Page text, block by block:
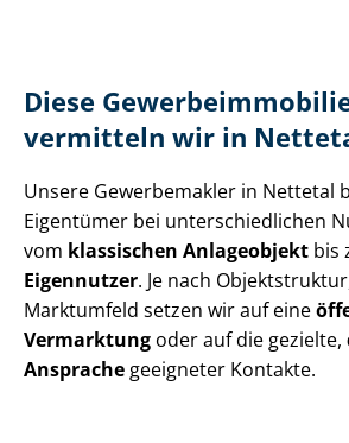
Diese
vermitteln wir in
Unsere Gewerbemakler in Nettetal
Eigentümer bei un­ter­schied­li­chen
vom klassischen Anlageobjekt bis
Eigennutzer. Je nach
Marktumfeld setzen wir auf eine
Vermarktung oder auf die gezielte,
Ansprachegeeigneter Kontakte.